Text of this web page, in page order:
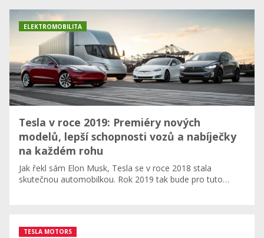
Tesla v roce 2019: Premiéry nových
modelů, lepší schopnosti vozů a nabíječky
na každém rohu
Jak řekl sám Elon Musk, Tesla se v roce 2018 stala
skutečnou automobilkou. Rok 2019 tak bude pro tuto…
ELEKTROMOBILITA
TESLA MOTORS